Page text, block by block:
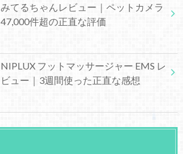
みてるちゃんレビュー｜ペットカメラ
47,000件超の正直な評価
NIPLUX フットマッサージャー EMS レ
ビュー｜3週間使った正直な感想